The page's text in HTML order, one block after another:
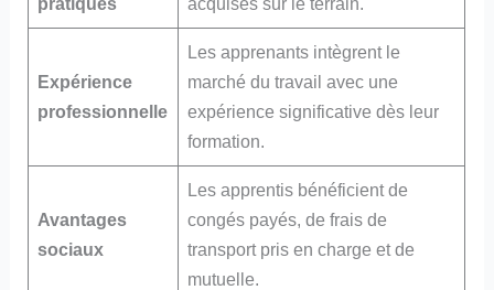
Expérience
professionnelle
Les apprenants intègrent le
marché du travail avec une
expérience significative dès leur
formation.
Avantages
sociaux
Les apprentis bénéficient de
congés payés, de frais de
transport pris en charge et de
mutuelle.